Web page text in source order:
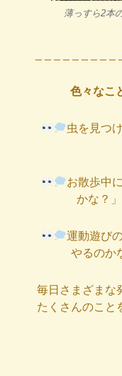
薄っすら2本
色々なこ
虫を見つ
お散歩中
かな？
運動遊び
やるのか
毎日さまざまな
たくさんのこと